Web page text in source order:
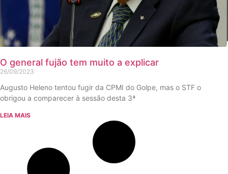
O general fujão tem muito a explicar
26/09/2023
Augusto Heleno tentou fugir da CPMI do Golpe, mas o STF o
obrigou a comparecer à sessão desta 3ª
LEIA MAIS